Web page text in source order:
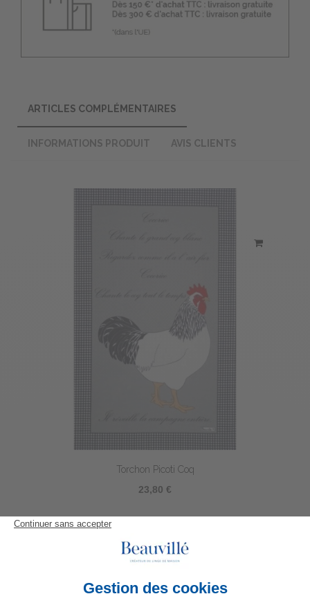
ARTICLES COMPLÉMENTAIRES
INFORMATIONS PRODUIT AVIS CLIENTS
Torchon Picoti Coq
23,80 €